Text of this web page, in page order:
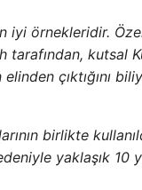
iyi örnekleridir.
kutsal
çıktığını
birlikte
yaklaşık